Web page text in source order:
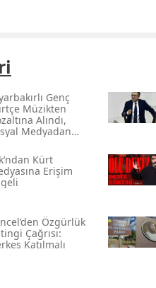
Genç
Müzikten
Alındı,
Medyadan
Kürt
Erişim
Özgürlük
Çağrısı:
Katılmalı